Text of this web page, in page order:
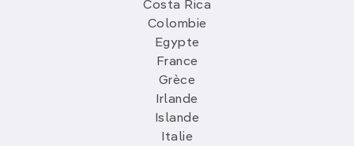
Costa Rica
Colombie
Egypte
France
Grèce
Irlande
Islande
Italie